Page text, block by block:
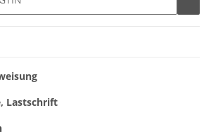
Lastschrift